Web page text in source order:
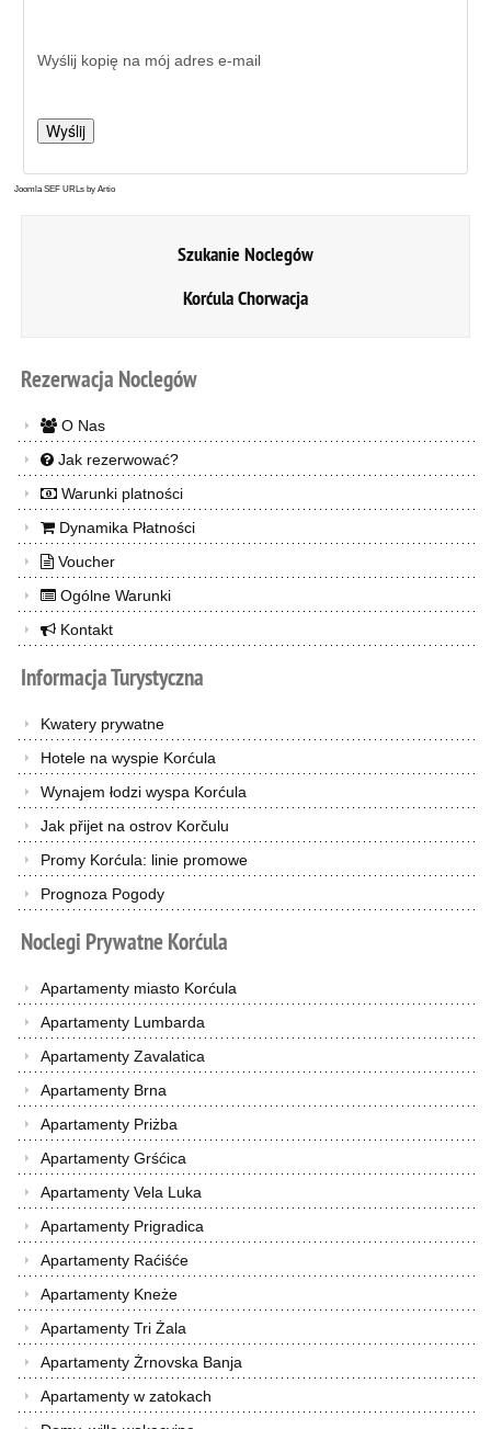
Wyślij kopię na mój adres e-mail
Joomla SEF URLs by Artio
Szukanie Noclegów
Korćula Chorwacja
Rezerwacja Noclegów
O Nas
Jak rezerwować?
Warunki platności
Dynamika Płatności
Voucher
Ogólne Warunki
Kontakt
InformacjaTurystyczna
Kwatery prywatne
Hotele na wyspie Korćula
Wynajem łodzi wyspa Korćula
Jak přijet na ostrov Korčulu
Promy Korćula: linie promowe
Prognoza Pogody
Noclegi PrywatneKorćula
Apartamenty miasto Korćula
Apartamenty Lumbarda
Apartamenty Zavalatica
Apartamenty Brna
Apartamenty Priżba
Apartamenty Grśćica
Apartamenty Vela Luka
Apartamenty Prigradica
Apartamenty Raćiśće
Apartamenty Kneże
Apartamenty Tri Żala
Apartamenty Żrnovska Banja
Apartamenty w zatokach